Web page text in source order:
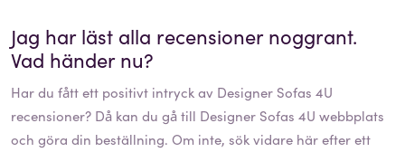
Jag har läst alla recensioner noggrant.
Vad händer nu?
Har du fått ett positivt intryck av Designer Sofas 4U
recensioner? Då kan du gå till Designer Sofas 4U webbplats
och göra din beställning. Om inte, sök vidare här efter ett